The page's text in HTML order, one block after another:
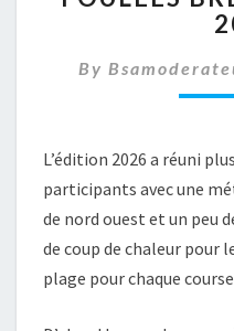
By
L’édition 2026 a réuni
participants avec une
de nord ouest et un peu
de coup de chaleur pour
plage pour chaque